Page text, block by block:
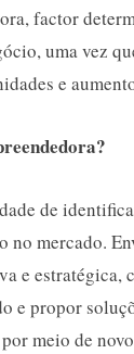
factor
uma vez
e
de
no mercado.
e estratégica,
e propor
meio de